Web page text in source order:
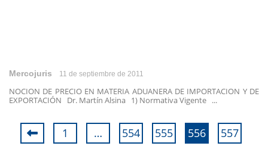
Mercojuris 11 de septiembre de 2011
NOCION DE PRECIO EN MATERIA ADUANERA DE IMPORTACION Y DE
EXPORTACIÓN Dr. Martín Alsina 1) Normativa Vigente ...
1 … 554 555 556
557